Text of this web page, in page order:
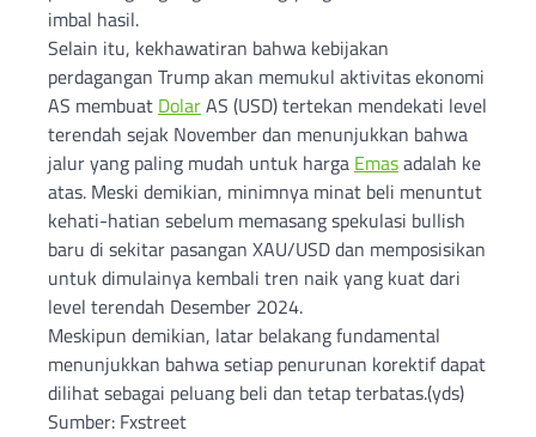
imbal hasil.
Selain itu, kekhawatiran bahwa kebijakan
perdagangan Trump akan memukul aktivitas ekonomi
AS membuat DolarAS (USD) tertekan mendekati level
terendah sejak November dan menunjukkan bahwa
jalur yang paling mudah untuk harga Emasadalah ke
atas. Meski demikian, minimnya minat beli menuntut
kehati-hatian sebelum memasang spekulasi bullish
baru di sekitar pasangan XAU/USD dan memposisikan
untuk dimulainya kembali tren naik yang kuat dari
level terendah Desember 2024.
Meskipun demikian, latar belakang fundamental
menunjukkan bahwa setiap penurunan korektif dapat
dilihat sebagai peluang beli dan tetap terbatas.(yds)
Sumber: Fxstreet